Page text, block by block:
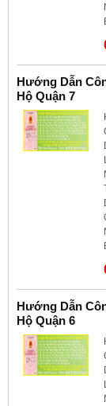
Hướng Dẫn
Hộ Quận 7
Hướng Dẫn
Hộ Quận 6